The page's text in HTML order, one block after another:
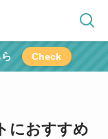
Check
におすすめ